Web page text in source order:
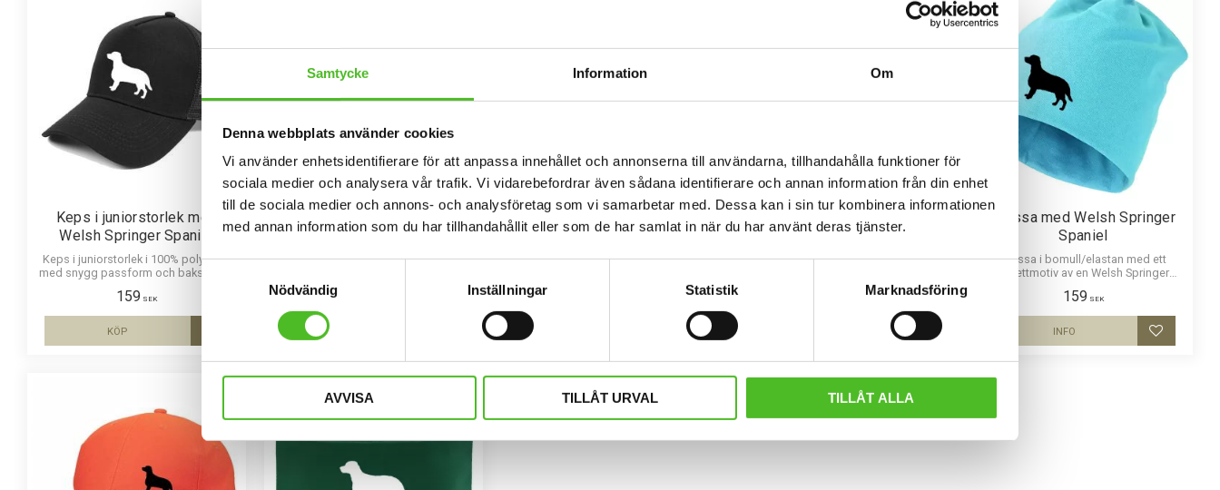
Samtycke Information Om
Denna webbplats använder cookies
Vi använder enhetsidentifierare för att anpassa innehållet och annonserna till användarna, tillhandahålla funktioner för
sociala medier och analysera vår trafik. Vi vidarebefordrar även sådana identifierare och annan information från din enhet
till de sociala medier och annons- och analysföretag som vi samarbetar med. Dessa kan i sin tur kombinera informationen
med annan information som du har tillhandahållit eller som de har samlat in när du har använt deras tjänster.
Samtyckesval
Nödvändig
Inställningar Statistik Marknadsföring
AVVISA TILLÅT URVAL TILLÅT ALLA
Keps i juniorstorlek med
Welsh Springer Spaniel
Keps i juniorstorlek i 100% polyester
med snygg passform och baksida av
Springer Spaniel. Luftig och skön
keps.
159 SEK
Lägg till i favoriter
KÖP
Keps med Welsh Springer
Spaniel
Melerad keps i 100% polyester med
Siluettmotiv av en Welsh Springer
Lägg till i favoriter
Keps med Welsh Springer
Spaniel
Keps i borstad bomullstwill med böjd
ett siluettmotiv av en Welsh Springer
Lägg till i favoriter
Keps med en Welsh Springer
Spaniel
Keps i borstad bomullstwill med böjd
ett siluettmotiv av en Welsh Springer
Lägg till i favoriter
Mössa med Welsh Springer
Spaniel
Mössa i bomull/elastan med ett
siluettmotiv av en Welsh Springer
159 SEK
Lägg till i
INFO